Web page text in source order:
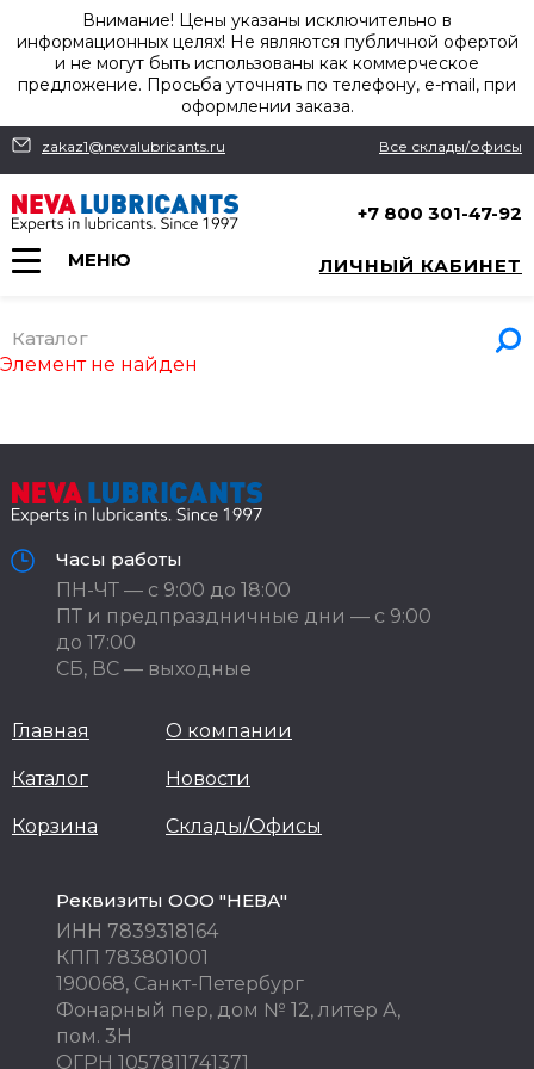
Внимание! Цены указаны исключительно в
информационных целях! Не являются публичной офертой
и не могут быть использованы как коммерческое
предложение. Просьба уточнять по телефону, e-mail, при
оформлении заказа.
zakaz1@nevalubricants.ru Все склады/офисы
+7 800 301-47-92
МЕНЮ ЛИЧНЫЙ КАБИНЕТ
Каталог
Элемент не найден
Часы работы
ПН-ЧТ — с 9:00 до 18:00
ПТ и предпраздничные дни — с 9:00
до 17:00
СБ, ВС — выходные
Главная
Каталог
Корзина
О компании
Новости
Склады/Офисы
Реквизиты ООО "НЕВА"
ИНН 7839318164
КПП 783801001
190068, Санкт-Петербург
Фонарный пер, дом № 12, литер А,
пом. 3Н
ОГРН 1057811741371